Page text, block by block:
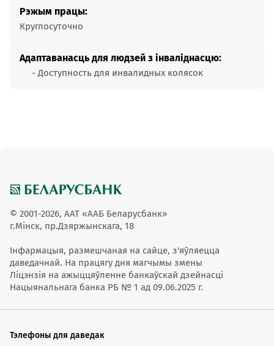
Рэжым працы:
Круглосуточно
Адаптаванасць для людзей з інваліднасцю:
- Доступность для инвалидных колясок
© 2001-2026, ААТ «ААБ Беларусбанк»
г.Мінск, пр.Дзяржынскага, 18
Інфармацыя, размешчаная на сайце, з'яўляецца
даведачнай. На працягу дня магчымы змены
Ліцэнзія на ажыццяўленне банкаўскай дзейнасці
Нацыянальнага банка РБ № 1 ад 09.06.2025 г.
Тэлефоны для даведак